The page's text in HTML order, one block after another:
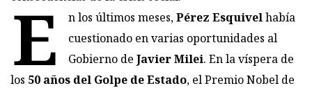
E n los últimos meses,Pérez Esquivelhabía
cuestionado en varias oportunidades al
Gobierno de Javier Milei. En la víspera de
los 50 años del Golpe de Estado, el Premio Nobel de